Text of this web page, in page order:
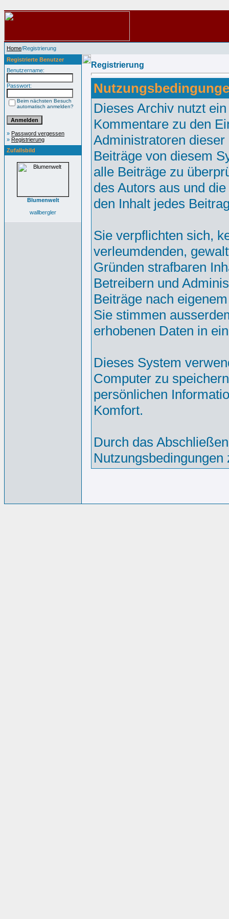
Home/Registrierung
Registrierte Benutzer
Benutzername:
Passwort:
Beim nächsten Besuch
automatisch anmelden?
» Password vergessen
» Registrierung
Zufallsbild
Blumenwelt
wallbergler
Registrierung
Dieses Archiv nutzt
Kommentare zu den
Administratoren
Beiträge von diesem
alle Beiträge zu
des Autors aus und
den Inhalt jedes
Sie verpflichten sich,
verleumdenden,
Gründen strafbaren
Betreibern und
Beiträge nach
Sie stimmen
erhobenen Daten in
Dieses System
Computer zu
persönlichen
Komfort.
Durch das
Nutzungsbedingungen